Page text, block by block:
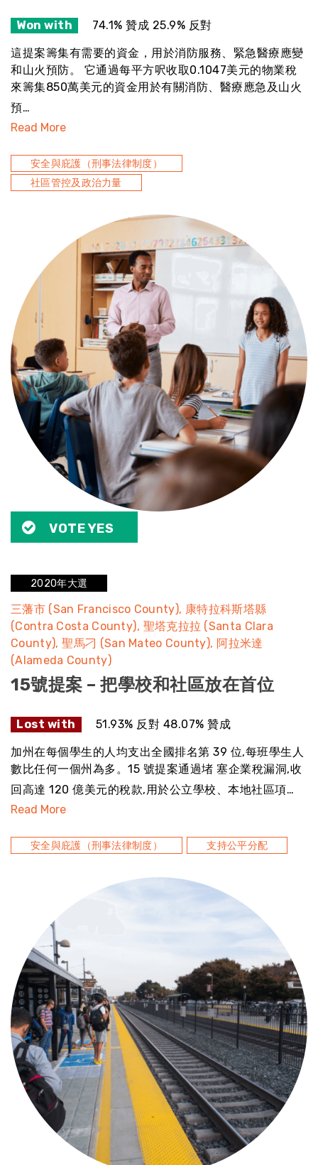
Won with 74.1% 贊成 25.9% 反對
這提案籌集有需要的資金，用於消防服務、緊急醫療應變
和山火預防。 它通過每平方呎收取0.1047美元的物業稅
來籌集850萬美元的資金用於有關消防、醫療應急及山火
預…
Read More
安全與庇護（刑事法律制度）
社區管控及政治力量
VOTE YES
2020年大選
三藩市 (San Francisco County) 康特拉科斯塔縣
(Contra Costa County) 聖塔克拉拉 (Santa Clara
County) 聖馬刁 (San Mateo County) 阿拉米達
(Alameda County)
15號提案 – 把學校和社區放在首位
Lost with 51.93% 反對 48.07% 贊成
加州在每個學生的人均支出全國排名第 39 位,每班學生人
數比任何一個州為多。15 號提案通過堵 塞企業稅漏洞,收
回高達 120 億美元的稅款,用於公立學校、本地社區項…
Read More
安全與庇護（刑事法律制度） 支持公平分配